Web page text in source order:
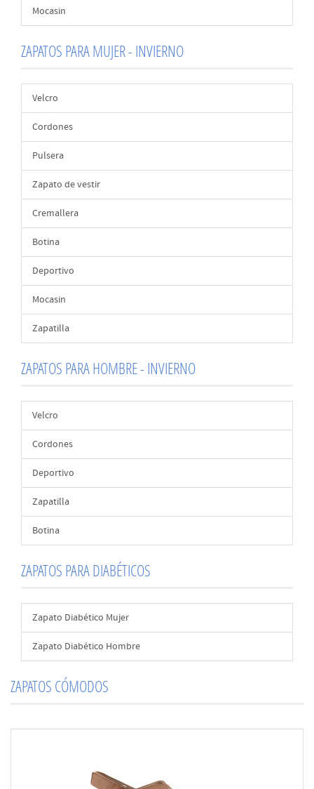
Mocasin
ZAPATOS PARA MUJER - INVIERNO
Velcro
Cordones
Pulsera
Zapato de vestir
Cremallera
Botina
Deportivo
Mocasin
Zapatilla
ZAPATOS PARA HOMBRE - INVIERNO
Velcro
Cordones
Deportivo
Zapatilla
Botina
ZAPATOS PARA DIABÉTICOS
Zapato Diabético Mujer
Zapato Diabético Hombre
ZAPATOS CÓMODOS